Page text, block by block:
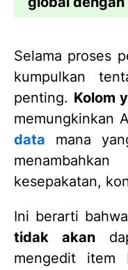
Selama proses
kumpulkan
penting. Kolom
memungkinkan
data mana
kesepakatan,
Ini berarti
tidak akan
mengedit item